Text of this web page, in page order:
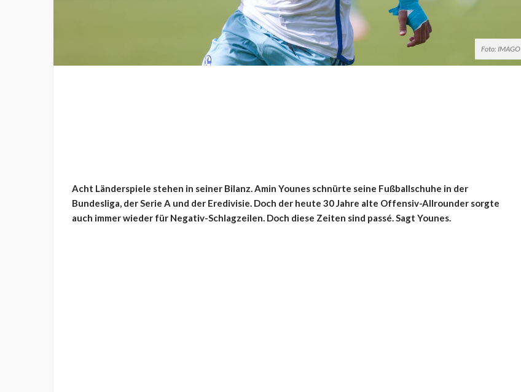
Foto: IMAGO
Acht Länderspiele stehen in seiner Bilanz. Amin Younes schnürte seine Fußballschuhe in der
Bundesliga, der Serie A und der Eredivisie. Doch der heute 30 Jahre alte Offensiv-Allrounder sorgte
auch immer wieder für Negativ-Schlagzeilen. Doch diese Zeiten sind passé. Sagt Younes.